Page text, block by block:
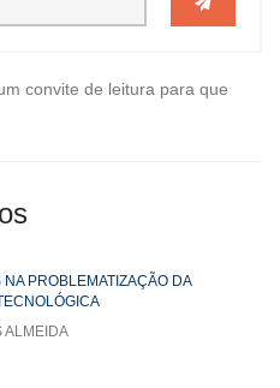
convite de leitura para que
PROBLEMATIZAÇÃO DA
ALMEIDA